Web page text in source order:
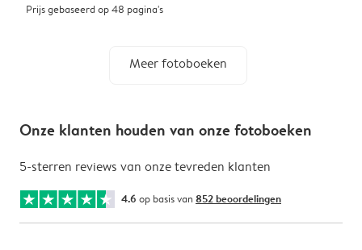
Prijs gebaseerd op 48 pagina's
Meer fotoboeken
Onze klanten houden van onze fotoboeken
5-sterren reviews van onze tevreden klanten
4.6 op basis van 852 beoordelingen